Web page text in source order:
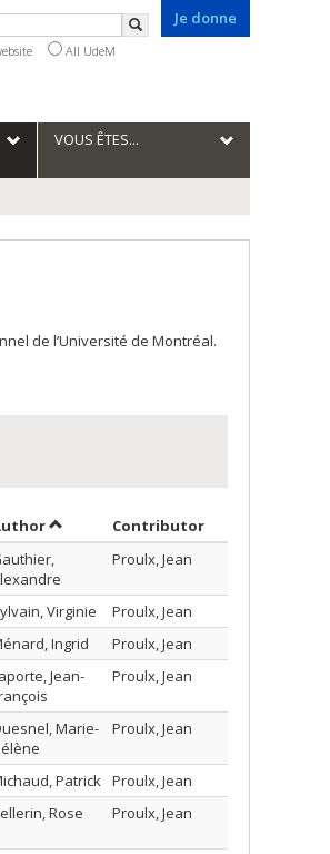
Je donne
Search
All UdeM
VOUS ÊTES...
de l’Université de Montréal.
Sort by author in descending order
Contributor
Proulx, Jean
Virginie
Proulx, Jean
Ingrid
Proulx, Jean
Jean-
Proulx, Jean
Marie-
Proulx, Jean
Patrick Proulx, Jean
Rose Proulx, Jean